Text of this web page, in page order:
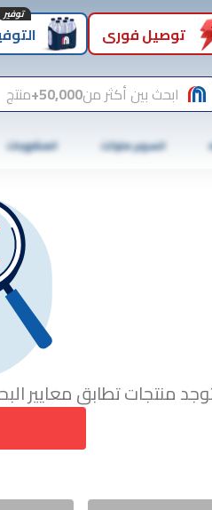
توصيل فوري
توفير
ابحث بين أكثر من50,000+ منتج
السوبر ماركت المشروبات
منتجات تطابق معايير